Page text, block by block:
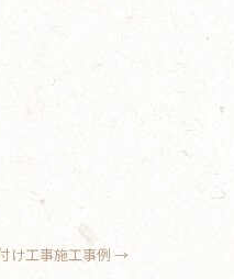
け工事施工事例 →